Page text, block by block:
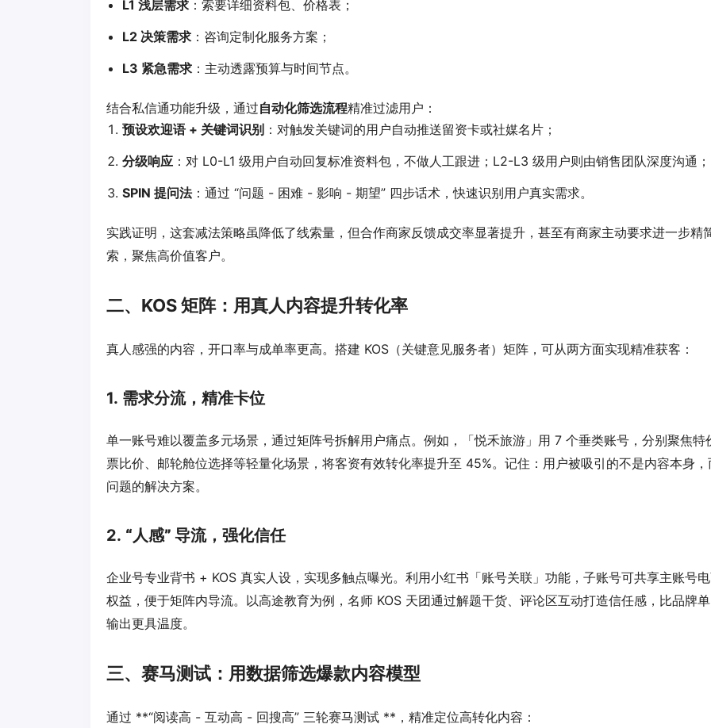
L1 浅层需求 ：索要详细资料包、价格表；
L2 决策需求 ：咨询定制化服务方案；
L3 紧急需求 ：主动透露预算与时间节点。
结合私信通功能升级，通过自动化筛选流程精准过滤用户：
预设欢迎语 + 关键词识别 ：对触发关键词的用户自动推送留资卡或社媒名片；
分级响应 ：对 L0-L1 级用户自动回复标准资料包，不做人工跟进；L2-L3 级用户则由销售团队深度沟通；
SPIN 提问法：通过 “问题 - 困难 - 影响 - 期望” 四步话术，快速识别用户真实需求。
实践证明，这套减法策略虽降低了线索量，但合作商家反馈成交率显著提升，甚至有商家主动要求进一步精
索，聚焦高价值客户。
二、KOS 矩阵：用真人内容提升转化率
真人感强的内容，开口率与成单率更高。搭建 KOS（关键意见服务者）矩阵，可从两方面实现精准获客：
1. 需求分流，精准卡位
单一账号难以覆盖多元场景，通过矩阵号拆解用户痛点。例如，「悦禾旅游」用 7 个垂类账号，分别聚焦特
票比价、邮轮舱位选择等轻量化场景，将客资有效转化率提升至 45%。记住：用户被吸引的不是内容本身，
问题的解决方案。
2. “人感” 导流，强化信任
企业号专业背书 + KOS 真实人设，实现多触点曝光。利用小红书 「账号关联」功能，子账号可共享主账号
权益，便于矩阵内导流。以高途教育为例，名师 KOS 天团通过解题干货、评论区互动打造信任感，比品牌
输出更具温度。
三、赛马测试：用数据筛选爆款内容模型
通过 **“阅读高 - 互动高 - 回搜高” 三轮赛马测试 **，精准定位高转化内容：